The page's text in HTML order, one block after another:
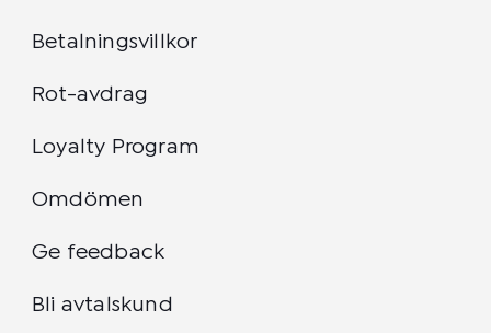
Betalningsvillkor
Rot-avdrag
Loyalty Program
Omdömen
Ge feedback
Bli avtalskund